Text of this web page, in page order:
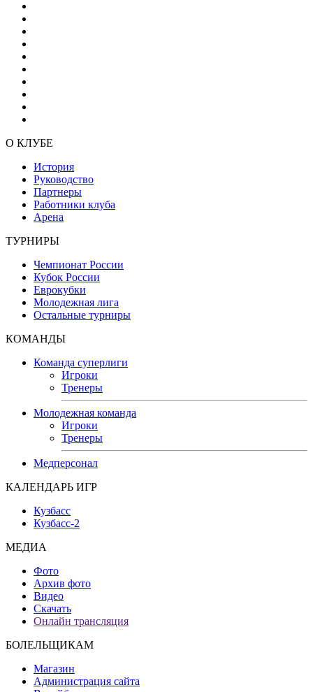
О КЛУБЕ
История
Руководство
Партнеры
Работники клуба
Арена
ТУРНИРЫ
Чемпионат России
Кубок России
Еврокубки
Молодежная лига
Остальные турниры
КОМАНДЫ
Команда суперлиги
Игроки
Тренеры
Молодежная команда
Игроки
Тренеры
Медперсонал
КАЛЕНДАРЬ ИГР
Кузбасс
Кузбасс-2
МЕДИА
Фото
Архив фото
Видео
Скачать
Онлайн трансляция
БОЛЕЛЬЩИКАМ
Магазин
Администрация сайта